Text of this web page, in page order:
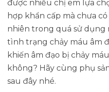
được nhiều chị em lựa
hợp khẩn cấp mà chưa
nhiên trong quá sử dụng
tình trạng chảy máu âm
khiến âm đạo bị chảy
không? Hãy cùng phụ
sau đây nhé.